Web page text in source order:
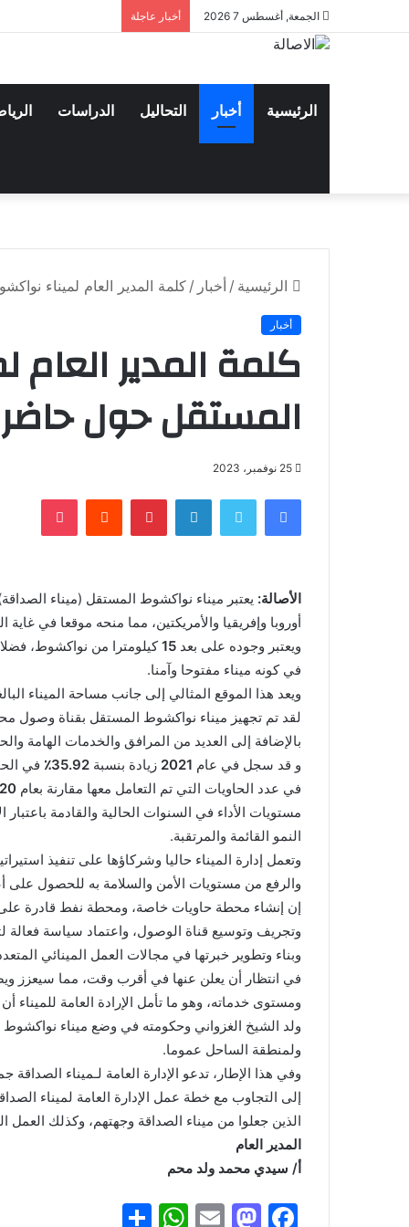
الجمعة, أغسطس 7 2026 أخبار عاجلة
الرئيسية أخبار التحاليل الدراسات
الرئيسية / أخبار / كلمة المدير العام لميناء
أخبار
كلمة المدير
المستقل حول
25 نوفمبر، 2023
فيسبوك لينكدإن بينتيريست
الأصالة: يعتبر ميناء نواكشوط المستقل (ميناء
أوروبا وإفريقيا والأمريكتين، مما منحه موقعا في غاية
ويعتبر وجوده على بعد
كيلومترا من نواكشوط، فضلا
في كونه ميناء مفتوحا وآمنا.
ويعد هذا الموقع المثالي إلى جانب مساحة الميناء
لقد تم تجهيز ميناء نواكشوط المستقل بقناة
بالإضافة إلى العديد من المرافق والخدمات الهامة
و قد سجل في عام
زيادة بنسبة في
في عدد الحاويات التي تم التعامل معها مقارنة بعام
مستويات الأداء في السنوات الحالية والقادمة
النمو القائمة والمرتقبة.
وتعمل إدارة الميناء حاليا وشركاؤها على تنفيذ
والرفع من مستويات الأمن والسلامة به للحصول على
إن إنشاء محطة حاويات خاصة، ومحطة نفط قادرة على
وتجريف وتوسيع قناة الوصول، واعتماد سياسة فعالة
وبناء وتطوير خبرتها في مجالات العمل المينائي
في انتظار أن يعلن عنها في أقرب وقت، مما سيعزز
ومستوى خدماته، وهو ما تأمل الإرادة العامة
ولد الشيخ الغزواني وحكومته في وضع ميناء نواكشوط
ولمنطقة الساحل عموما.
وفي هذا الإطار، تدعو الإدارة العامة لـميناء
إلى التجاوب مع خطة عمل الإدارة العامة لميناء
الذين جعلوا من ميناء الصداقة وجهتهم، وكذلك
المدير العام
أ/ سيدي محمد ولد محم
F
M
E
W